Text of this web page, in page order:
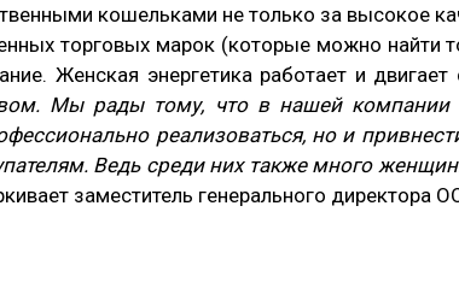
кошельками не только за высокое
торговых марок (которые можно найти
Женская энергетика работает и двигает
Мы рады тому, что в нашей
реализоваться, но и
Ведь среди них также много
заместитель генерального директора